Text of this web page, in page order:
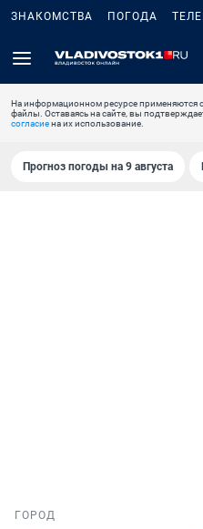
ЗНАКОМСТВА ПОГОДА
На информационном ресурсе применяются
файлы. Оставаясь на сайте, вы
согласиена их использование.
Прогноз погоды на 9 августа
ГОРОД